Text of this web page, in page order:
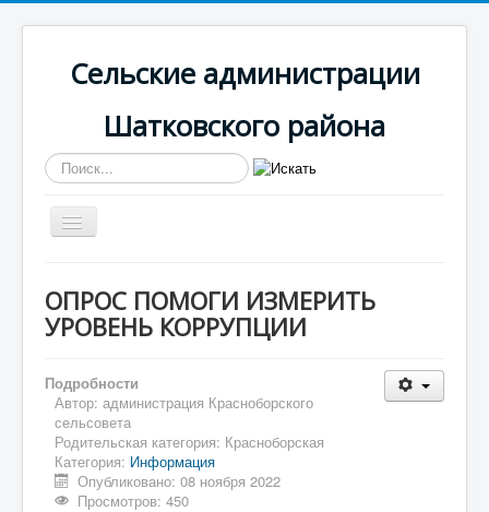
Сельские администрации
Шатковского района
Искать...
Включить/
выключить
Информация
ОПРОС ПОМОГИ ИЗМЕРИТЬ УРОВЕНЬ КОРРУПЦИИ
ОПРОС ПОМОГИ ИЗМЕРИТЬ
УРОВЕНЬ КОРРУПЦИИ
Подробности
Автор: администрация Красноборского
сельсовета
Родительская категория: Красноборская
Категория: Информация
Опубликовано: 08 ноября 2022
Просмотров: 450